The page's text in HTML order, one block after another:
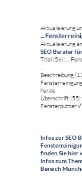
Aktualisierung
...
Aktualisierung
SEO Berater
Titel (58): ...
...
Beschreibung
her.de
Überschrift
Fensterputzer √
Infos zur SEO
finden Sie hier »
Infos zum
Bereich